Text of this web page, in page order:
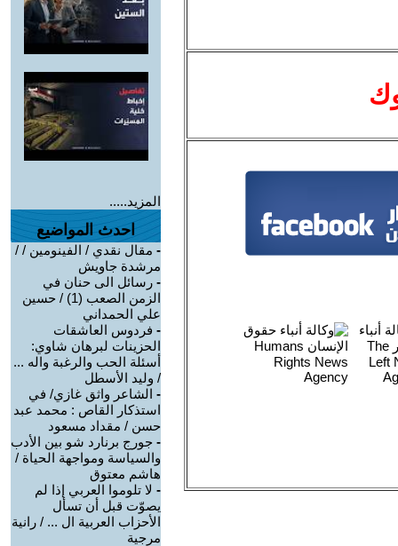
المزيد.....
احدث المواضيع
- مقال نقدي / الفينومين / /
مرشدة جاويش
- رسائل الى حنان في
الزمن الصعب (1) / حسين
علي الحمداني
- فردوس العاشقات
الحزينات لبرهان شاوي:
أسئلة الحب والرغبة واله ...
/ وليد الأسطل
- الشاعر واثق غازي/ في
استذكار القاص : محمد عبد
حسن / مقداد مسعود
- جورج برنارد شو بين الأدب
والسياسة ومواجهة الحياة /
هاشم معتوق
- لا تلوموا العربي إذا لم
يصوّت قبل أن تسأل
الأحزاب العربية ال ... / رانية
مرجية